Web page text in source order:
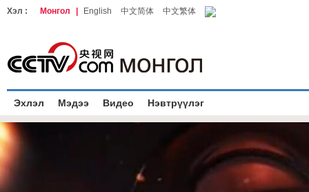
Хэл : Монгол English 中文简体 中文繁体
Эхлэл Мэдээ Видео Нэвтрүүлэг